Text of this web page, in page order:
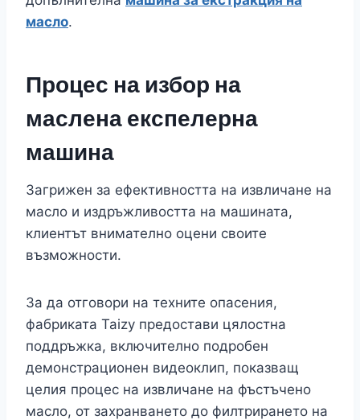
масло.
Процес на избор на
маслена експелерна
машина
Загрижен за ефективността на извличане на
масло и издръжливостта на машината,
клиентът внимателно оцени своите
възможности.
За да отговори на техните опасения,
фабриката Taizy предостави цялостна
поддръжка, включително подробен
демонстрационен видеоклип, показващ
целия процес на извличане на фъстъчено
масло, от захранването до филтрирането на